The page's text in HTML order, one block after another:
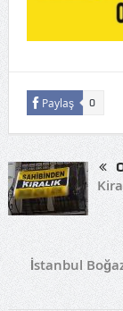
Paylaş 0
İstanbul